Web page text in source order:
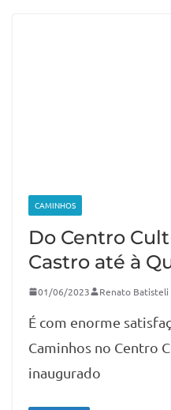
CAMINHOS
Do Centro
Castro até à
01/06/2023 Renato
É com enorme
Caminhos no Centro
inaugurado